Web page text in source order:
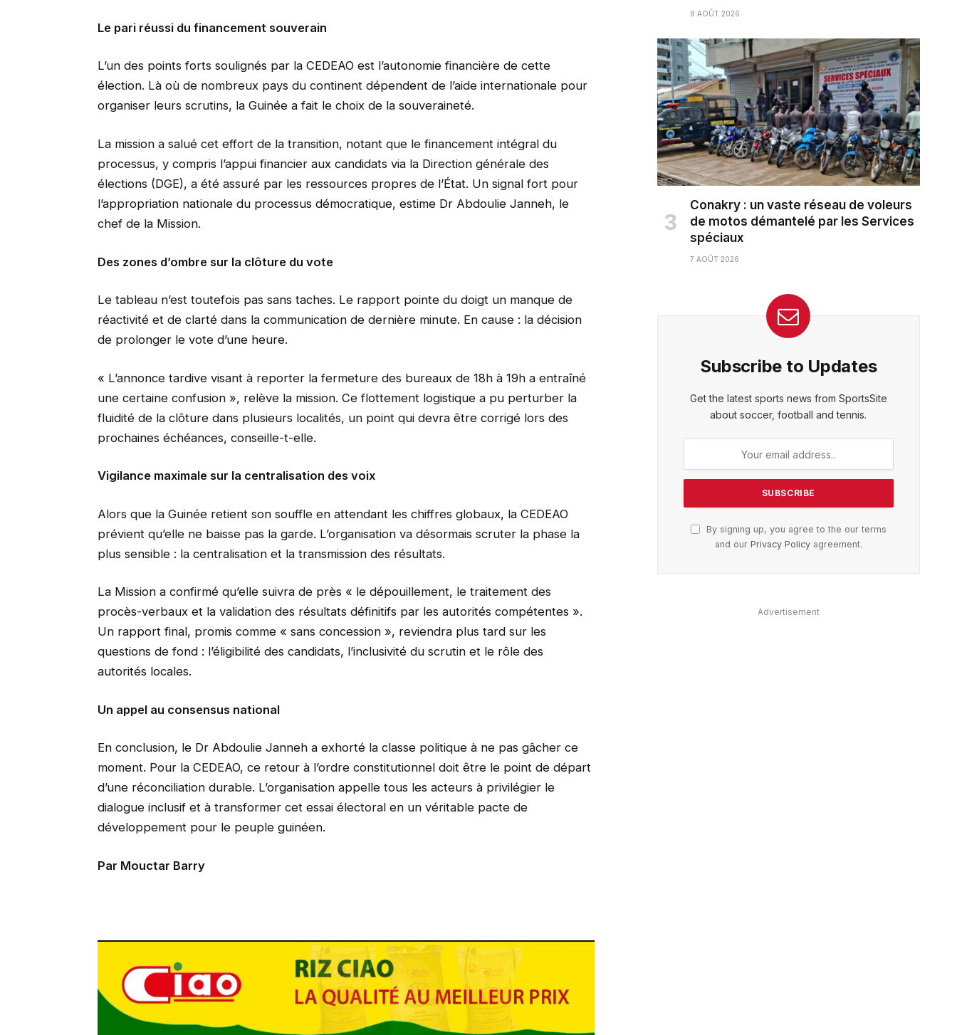
Le pari réussi du financement souverain
L’un des points forts soulignés par la CEDEAO est l’autonomie financière de cette
élection. Là où de nombreux pays du continent dépendent de l’aide internationale pour
organiser leurs scrutins, la Guinée a fait le choix de la souveraineté.
La mission a salué cet effort de la transition, notant que le financement intégral du
processus, y compris l’appui financier aux candidats via la Direction générale des
élections (DGE), a été assuré par les ressources propres de l’État. Un signal fort pour
l’appropriation nationale du processus démocratique, estime Dr Abdoulie Janneh, le
chef de la Mission.
Des zones d’ombre sur la clôture du vote
Le tableau n’est toutefois pas sans taches. Le rapport pointe du doigt un manque de
réactivité et de clarté dans la communication de dernière minute. En cause : la décision
de prolonger le vote d’une heure.
« L’annonce tardive visant à reporter la fermeture des bureaux de 18h à 19h a entraîné
une certaine confusion », relève la mission. Ce flottement logistique a pu perturber la
fluidité de la clôture dans plusieurs localités, un point qui devra être corrigé lors des
prochaines échéances, conseille-t-elle.
Vigilance maximale sur la centralisation des voix
Alors que la Guinée retient son souffle en attendant les chiffres globaux, la CEDEAO
prévient qu’elle ne baisse pas la garde. L’organisation va désormais scruter la phase la
plus sensible : la centralisation et la transmission des résultats.
La Mission a confirmé qu’elle suivra de près « le dépouillement, le traitement des
procès-verbaux et la validation des résultats définitifs par les autorités compétentes ».
Un rapport final, promis comme « sans concession », reviendra plus tard sur les
questions de fond : l’éligibilité des candidats, l’inclusivité du scrutin et le rôle des
autorités locales.
Un appel au consensus national
En conclusion, le Dr Abdoulie Janneh a exhorté la classe politique à ne pas gâcher ce
moment. Pour la CEDEAO, ce retour à l’ordre constitutionnel doit être le point de départ
d’une réconciliation durable. L’organisation appelle tous les acteurs à privilégier le
dialogue inclusif et à transformer cet essai électoral en un véritable pacte de
développement pour le peuple guinéen.
Par Mouctar Barry
8 AOÛT 2026
Conakry : un vaste réseau de voleurs
de motos démantelé par les Services
spéciaux
7 AOÛT 2026
Subscribe to Updates
Get the latest sports news from SportsSite
about soccer, football and tennis.
By signing up, you agree to the our terms
and our Privacy Policyagreement.
Advertisement